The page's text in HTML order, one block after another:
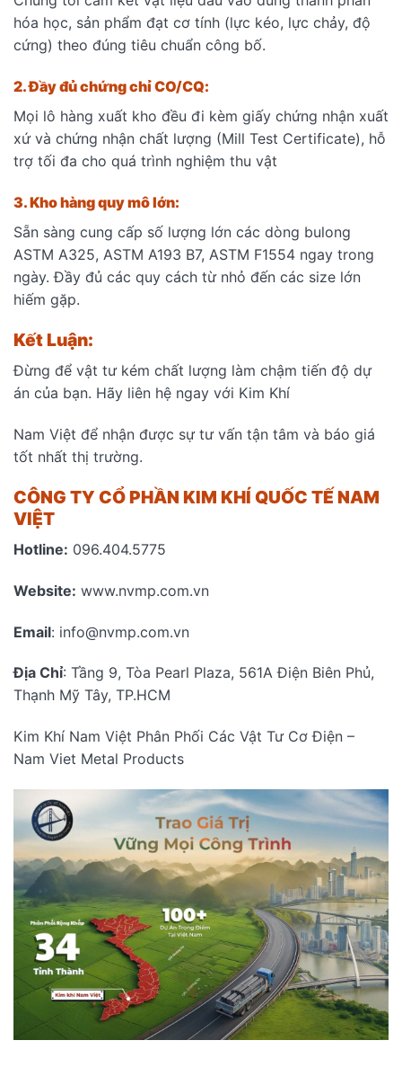
hóa học, sản phẩm đạt cơ tính (lực kéo, lực chảy, độ
cứng) theo đúng tiêu chuẩn công bố.
2. Đầy đủ chứng chỉ CO/CQ:
Mọi lô hàng xuất kho đều đi kèm giấy chứng nhận xuất
xứ và chứng nhận chất lượng (Mill Test Certificate), hỗ
trợ tối đa cho quá trình nghiệm thu vật
3. Kho hàng quy mô lớn:
Sẵn sàng cung cấp số lượng lớn các dòng bulong
ASTM A325, ASTM A193 B7, ASTM F1554 ngay trong
ngày. Đầy đủ các quy cách từ nhỏ đến các size lớn
hiếm gặp.
Kết Luận:
Đừng để vật tư kém chất lượng làm chậm tiến độ dự
án của bạn. Hãy liên hệ ngay với Kim Khí
Nam Việt để nhận được sự tư vấn tận tâm và báo giá
tốt nhất thị trường.
CÔNG TY CỔ PHẦN KIM KHÍ QUỐC TẾ NAM
VIỆT
Hotline: 096.404.5775
Website: www.nvmp.com.vn
Email: info@nvmp.com.vn
Địa Chỉ: Tầng 9, Tòa Pearl Plaza, 561A Điện Biên Phủ,
Thạnh Mỹ Tây, TP.HCM
Kim Khí Nam Việt Phân Phối Các Vật Tư Cơ Điện –
Nam Viet Metal Products